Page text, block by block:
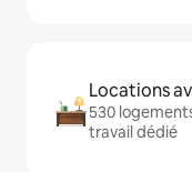
Locations
530
travail dédié